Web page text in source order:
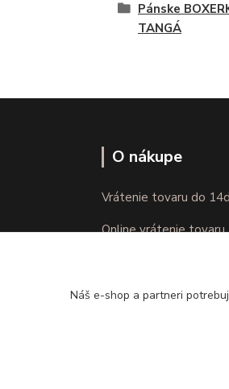
Pánske
TANGÁ
O nákupe
Vrátenie tovaru do
Online vrátenie tovaru
Náš e-shop a partneri